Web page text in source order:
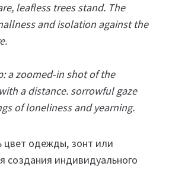
leafless trees stand. The
and isolation against the
a zoomed-in shot of the
a distance. sorrowful gaze
of loneliness and yearning.
одежды, зонт или
создания индивидуального